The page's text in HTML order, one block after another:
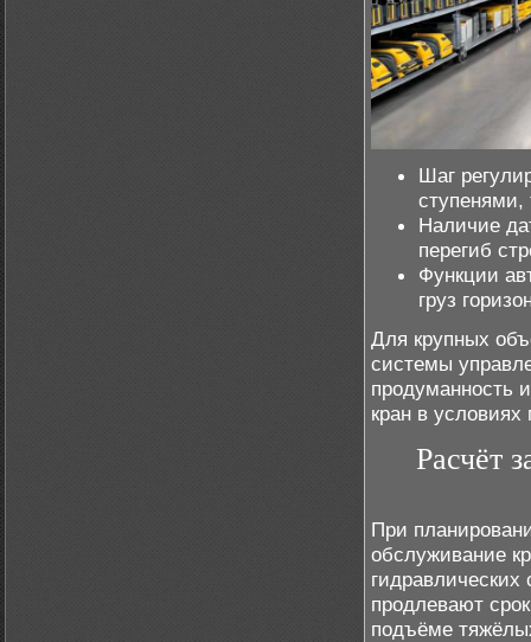
Шаг
ступенями,
Наличие
перегиб
Функции
груз
Для крупных
системы
продуманность
кран в условиях
Расчёт
При
обслуживание
гидравлических
продлевают
подъёме